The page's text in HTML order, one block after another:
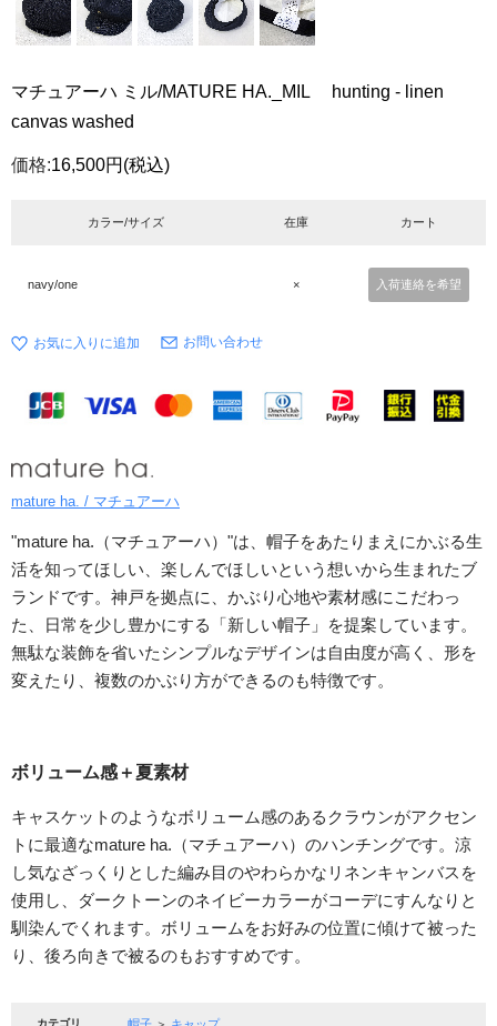
マチュアーハ ミル/MATURE HA._MIL hunting - linen
canvas washed
価格:16,500円 (税込)
カラー/サイズ 在庫 カート
navy/one × 入荷連絡を希望
お問い合わせ
mature ha. / マチュアーハ
"mature ha.（マチュアーハ）"は、帽子をあたりまえにかぶる生
活を知ってほしい、楽しんでほしいという想いから生まれたブ
ランドです。神戸を拠点に、かぶり心地や素材感にこだわっ
た、日常を少し豊かにする「新しい帽子」を提案しています。
無駄な装飾を省いたシンプルなデザインは自由度が高く、形を
変えたり、複数のかぶり方ができるのも特徴です。
ボリューム感＋夏素材
キャスケットのようなボリューム感のあるクラウンがアクセン
トに最適なmature ha.（マチュアーハ）のハンチングです。涼
し気なざっくりとした編み目のやわらかなリネンキャンバスを
使用し、ダークトーンのネイビーカラーがコーデにすんなりと
馴染んでくれます。ボリュームをお好みの位置に傾けて被った
り、後ろ向きで被るのもおすすめです。
カテゴリ 帽子 ＞ キャップ